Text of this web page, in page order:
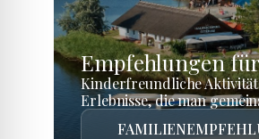
Empfehlungen
Kinderfreundliche
Erlebnisse, die man